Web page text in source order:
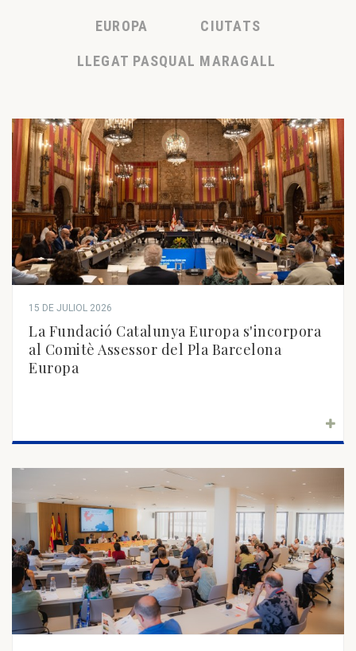
EUROPA CIUTATS
LLEGAT PASQUAL MARAGALL
15 DE JULIOL 2026
La Fundació Catalunya Europa s'incorpora
al Comitè Assessor del Pla Barcelona
Europa